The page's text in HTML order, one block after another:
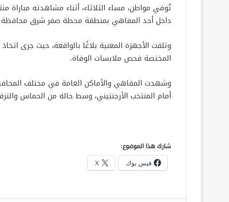
داخل أحد المقاهي بمنطقة محطة صفر شرق محافظة
وتلقت الأجهزة المعنية بلاغًا بالواقعة، حيث جرى
المختصة فحص ملابسات الوفاة.
وشهدت المقاهي والأماكن العامة في مختلف
أمام المنتخب الأرجنتيني، وسط حالة من الحماس
شارك هذا الموضوع:
فيس بوك X